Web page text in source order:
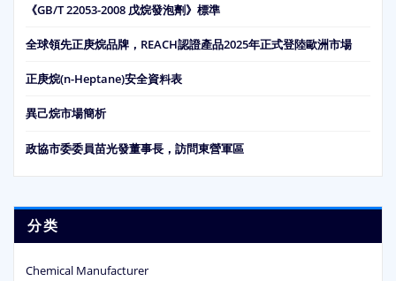
《GB/T 22053-2008 戊烷發泡劑》標準
全球領先正庚烷品牌，REACH認證產品2025年正式登陸歐洲市場
正庚烷(n-Heptane)安全資料表
異己烷市場簡析
政協市委委員苗光發董事長，訪問東營軍區
分类
Chemical Manufacturer